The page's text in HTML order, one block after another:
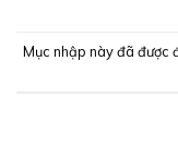
Mục nhập này đã được